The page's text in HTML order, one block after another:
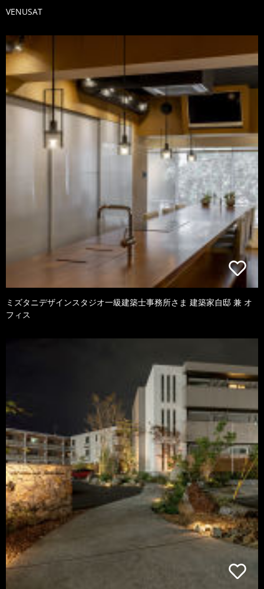
VENUSAT
ミズタニデザインスタジオ一級建築士事務所さま 建築家自邸 兼 オ
フィス